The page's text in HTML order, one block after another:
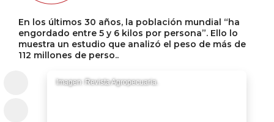
En los últimos 30 años, la población mundial “ha
engordado entre 5 y 6 kilos por persona”. Ello lo
muestra un estudio que analizó el peso de más de
112 millones de perso..
Imagen: Revista Agropecuaria.